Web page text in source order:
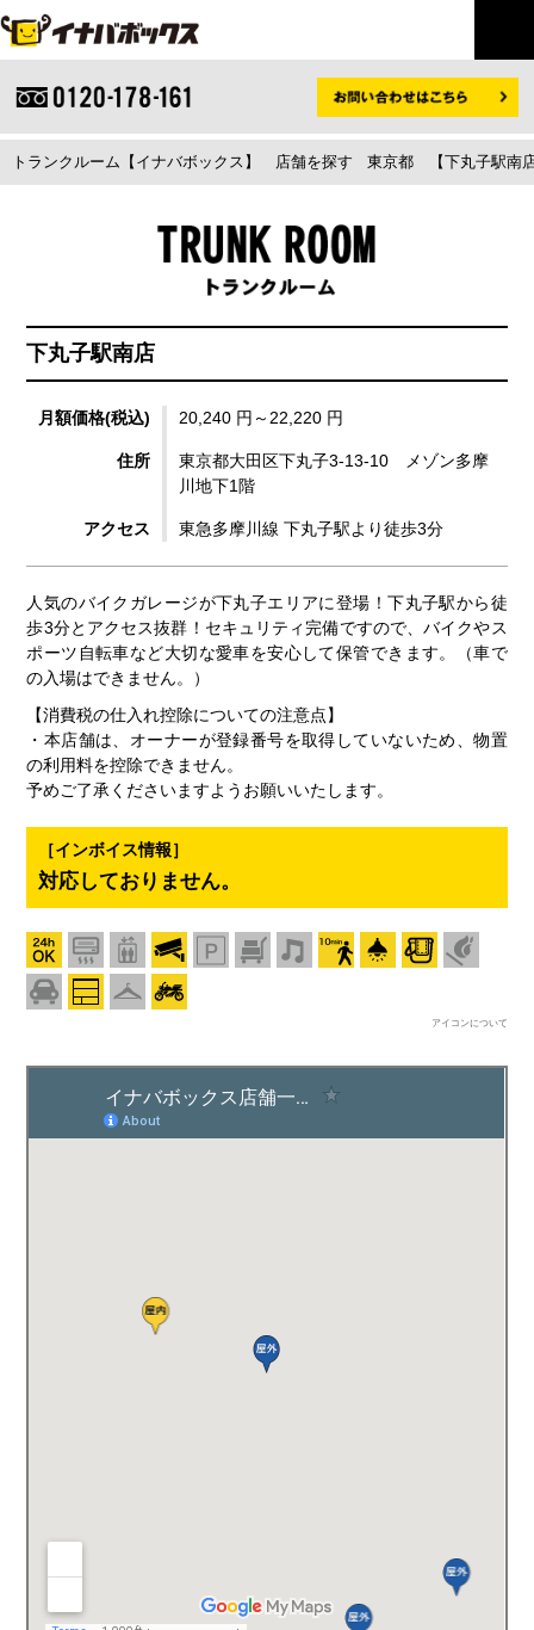
トランクルーム【イナバボックス】 店舗を探す 東京都 【下丸子駅南
下丸子駅南店
月額価格(税込) 20,240 円～22,220 円
住所
東京都大田区下丸子3-13-10 メゾン多摩
川地下1階
アクセス 東急多摩川線 下丸子駅より徒歩3分
人気のバイクガレージが下丸子エリアに登場！下丸子駅から徒
歩3分とアクセス抜群！セキュリティ完備ですので、バイクやス
ポーツ自転車など大切な愛車を安心して保管できます。（車で
の入場はできません。）
【消費税の仕入れ控除についての注意点】
・本店舗は、オーナーが登録番号を取得していないため、物置
の利用料を控除できません。
予めご了承くださいますようお願いいたします。
［インボイス情報］
対応しておりません。
アイコンについて